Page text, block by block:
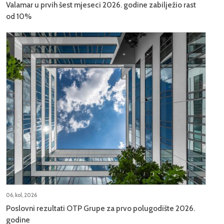
Valamar u prvih šest mjeseci 2026. godine zabilježio rast
od 10%
06, kol, 2026
Poslovni rezultati OTP Grupe za prvo polugodište 2026.
godine